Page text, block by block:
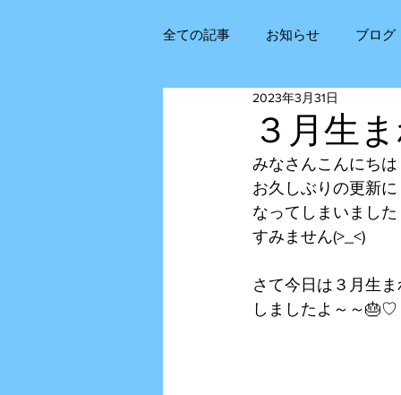
全ての記事 お知らせ ブログ
３月生
2023年3月31日
みなさんこんにちは
お久しぶりの更新に
なってしまいまし
すみません(>_<)
さて今日は３月生
しましたよ～～🎂♡